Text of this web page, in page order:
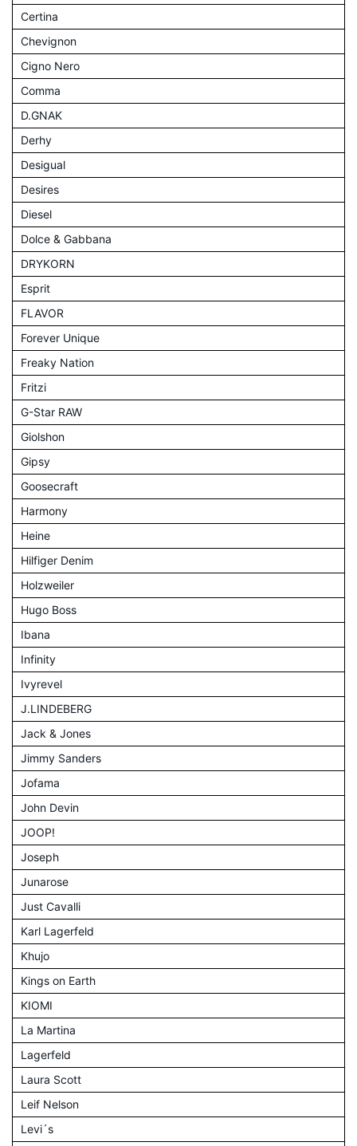
Certina
Chevignon
Cigno Nero
Comma
D.GNAK
Derhy
Desigual
Desires
Diesel
Dolce & Gabbana
DRYKORN
Esprit
FLAVOR
Forever Unique
Freaky Nation
Fritzi
G-Star RAW
Giolshon
Gipsy
Goosecraft
Harmony
Heine
Hilfiger Denim
Holzweiler
Hugo Boss
Ibana
Infinity
Ivyrevel
J.LINDEBERG
Jack & Jones
Jimmy Sanders
Jofama
John Devin
JOOP!
Joseph
Junarose
Just Cavalli
Karl Lagerfeld
Khujo
Kings on Earth
KIOMI
La Martina
Lagerfeld
Laura Scott
Leif Nelson
Levi´s